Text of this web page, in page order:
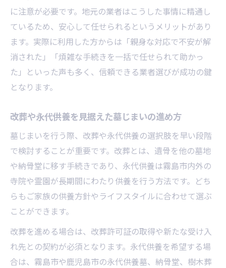
に注意が必要です。地元の業者はこうした事情に精通し
ているため、安心して任せられるというメリットがあり
ます。実際に利用した方からは「親身な対応で不安が解
消された」「煩雑な手続きを一括で任せられて助かっ
た」といった声も多く、信頼できる業者選びが成功の鍵
となります。
改葬や永代供養を見据えた墓じまいの進め方
墓じまいを行う際、改葬や永代供養の選択肢を早い段階
で検討することが重要です。改葬とは、遺骨を他の墓地
や納骨堂に移す手続きであり、永代供養は霧島市内外の
寺院や霊園が長期間にわたり供養を行う方法です。どち
らもご家族の供養方針やライフスタイルに合わせて選ぶ
ことができます。
改葬を進める場合は、改葬許可証の取得や新たな受け入
れ先との契約が必須となります。永代供養を希望する場
合は、霧島市や鹿児島市の永代供養墓、納骨堂、樹木葬